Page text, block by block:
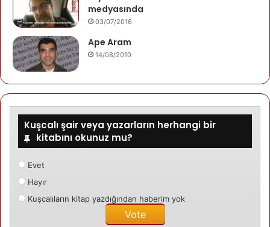
medyasında
03/07/2016
Ape Aram
14/08/2010
Kuşcalı şair veya yazarların herhangi bir
kitabını okunuz mu?
Evet
Hayır
Kuşcalıların kitap yazdığından haberim yok